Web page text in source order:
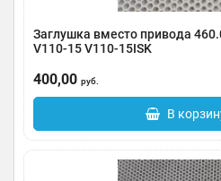
Заглушка вместо привода
V110-15 V110-15ISK
400,00 руб.
В